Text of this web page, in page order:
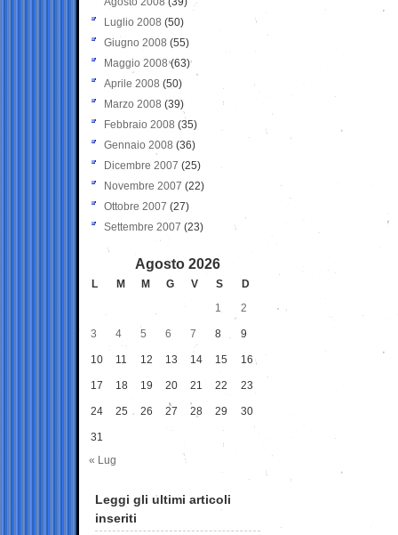
Luglio 2008 (50)
Giugno 2008 (55)
Maggio 2008(63)
Aprile 2008 (50)
Marzo 2008 (39)
Febbraio 2008 (35)
Gennaio 2008 (36)
Dicembre 2007 (25)
Novembre 2007 (22)
Ottobre 2007 (27)
Settembre 2007 (23)
Agosto 2026
L M M G V S
D
1
2
3 4 5 6 7 8 9
10 11 12 13 14 15 16
17 18 19 20 21 22 23
24 25 26 27 28 29 30
31
« Lug
Leggi gli ultimi articoli
inseriti